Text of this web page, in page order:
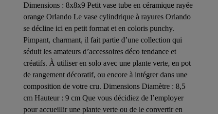
Dimensions : 8x8x9 Petit vase tube en céramique rayée
orange Orlando Le vase cylindrique à rayures Orlando
se décline ici en petit format et en coloris punchy.
Pimpant, charmant, il fait partie d’une collection qui
séduit les amateurs d’accessoires déco tendance et
créatifs. À utiliser en solo avec une plante verte, en pot
de rangement décoratif, ou encore à intégrer dans une
composition de votre cru. Dimensions Diamètre : 8,5
cm Hauteur : 9 cm Que vous décidiez de l’employer
pour accueillir une plante verte ou de le convertir en